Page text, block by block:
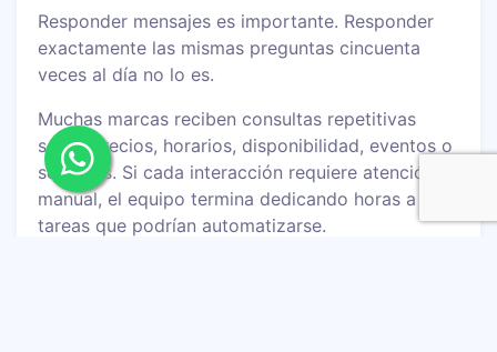
Responder mensajes es importante. Responder
exactamente las mismas preguntas cincuenta
veces al día no lo es.
Muchas marcas reciben consultas repetitivas
sobre precios, horarios, disponibilidad, eventos o
servicios. Si cada interacción requiere atención
manual, el equipo termina dedicando horas a
tareas que podrían automatizarse.